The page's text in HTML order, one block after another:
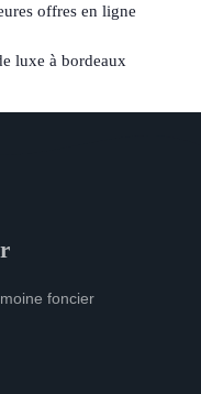
offres en ligne
luxe à bordeaux
foncier